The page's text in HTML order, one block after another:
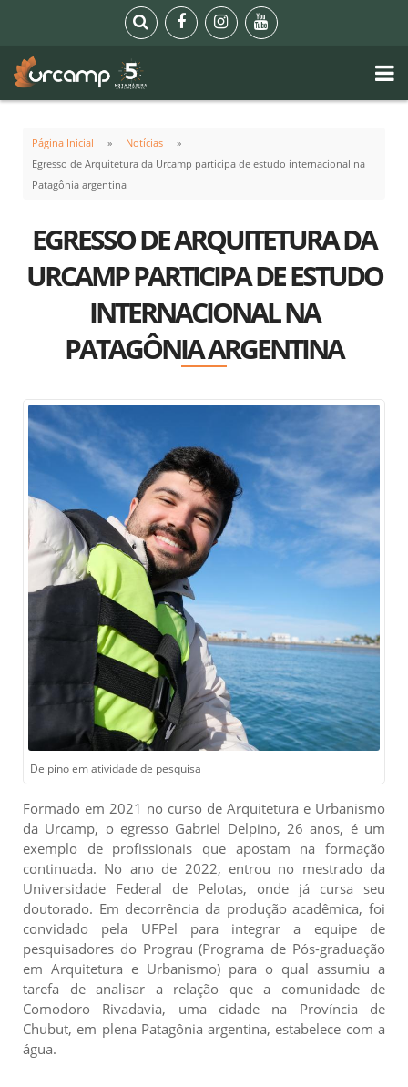
Página Inicial
Notícias
Egresso de Arquitetura da Urcamp participa de estudo internacional na
Patagônia argentina
EGRESSO DE ARQUITETURA DA
URCAMP PARTICIPA DE ESTUDO
INTERNACIONAL NA
PATAGÔNIA ARGENTINA
Delpino em atividade de pesquisa
Formado em 2021 no curso de Arquitetura e Urbanismo
da Urcamp, o egresso Gabriel Delpino, 26 anos, é um
exemplo de profissionais que apostam na formação
continuada. No ano de 2022, entrou no mestrado da
Universidade Federal de Pelotas, onde já cursa seu
doutorado. Em decorrência da produção acadêmica, foi
convidado pela UFPel para integrar a equipe de
pesquisadores do Prograu (Programa de Pós-graduação
em Arquitetura e Urbanismo) para o qual assumiu a
tarefa de analisar a relação que a comunidade de
Comodoro Rivadavia, uma cidade na Província de
Chubut, em plena Patagônia argentina, estabelece com a
água.